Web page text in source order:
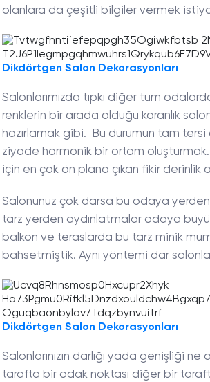
olanlara da çeşitli bilgiler vermek
Dikdörtgen Salon Dekorasyonları
Salonlarımızda tıpkı diğer tüm
renklerin bir arada olduğu karanlık
hazırlamak gibi. Bu durumun tam tersi
ziyade harmonik bir ortam
için en çok ön plana çıkan fikir derinlik
Salonunuz çok darsa bu odaya yerden
tarz yerden aydınlatmalar odaya
balkon ve teraslarda bu tarz minik
bahsetmiştik. Aynı yöntemi dar
Dikdörtgen Salon Dekorasyonları
Salonlarınızın darlığı yada genişliği
tarafta bir odak noktası diğer bir